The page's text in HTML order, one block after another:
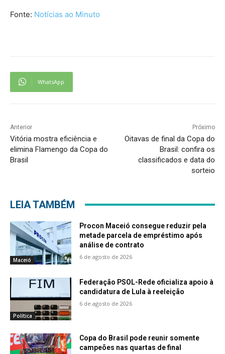
Fonte: Notícias ao Minuto
WhatsApp
Anterior
Vitória mostra eficiência e
elimina Flamengo da Copa do
Brasil
Próximo
Oitavas de final da Copa do
Brasil: confira os
classificados e data do
sorteio
LEIA TAMBÉM
Maceió
Procon Maceió consegue reduzir pela
metade parcela de empréstimo após
análise de contrato
6 de agosto de 2026
Política
Federação PSOL-Rede oficializa apoio à
candidatura de Lula à reeleição
6 de agosto de 2026
Copa do Brasil pode reunir somente
campeões nas quartas de final